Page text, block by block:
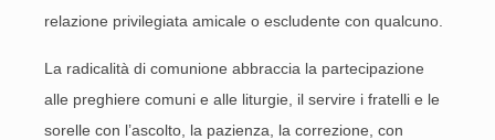
relazione privilegiata amicale o escludente con qualcuno.
La radicalità di comunione abbraccia la partecipazione
alle preghiere comuni e alle liturgie, il servire i fratelli e le
sorelle con l’ascolto, la pazienza, la correzione, con